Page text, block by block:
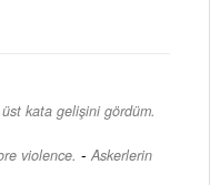
kata gelişini gördüm.
violence. - Askerlerin